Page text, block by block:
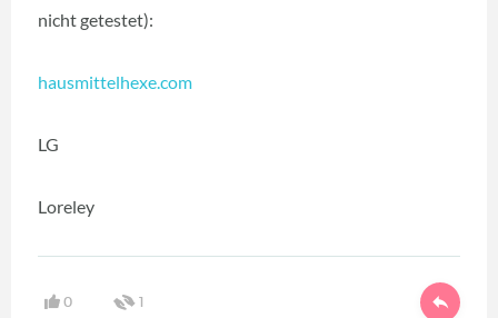
nicht getestet):
hausmittelhexe.com
LG
Loreley
0 1